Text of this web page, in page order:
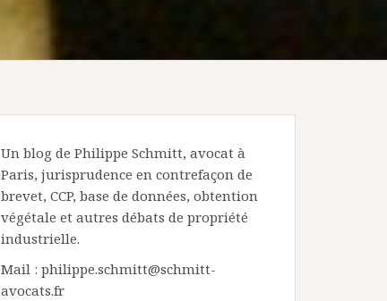
Un blog de Philippe Schmitt, avocat à
Paris, jurisprudence en contrefaçon de
brevet, CCP, base de données, obtention
végétale et autres débats de propriété
industrielle.
Mail : philippe.schmitt@schmitt-
avocats.fr